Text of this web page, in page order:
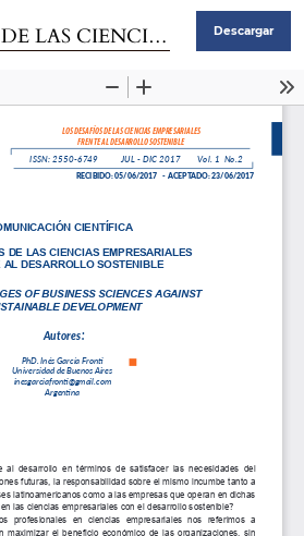
del artículo
FRENTE AL DESARROLLO SOSTENIBLE Descargar